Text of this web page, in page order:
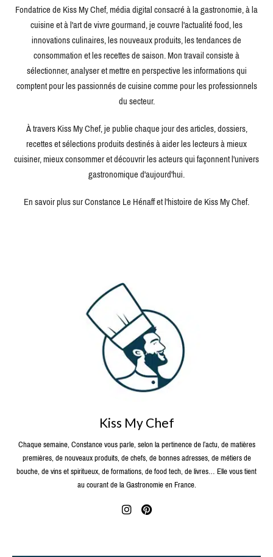
Fondatrice de Kiss My Chef, média digital consacré à la gastronomie, à la
cuisine et à l'art de vivre gourmand, je couvre l'actualité food, les
innovations culinaires, les nouveaux produits, les tendances de
consommation et les recettes de saison. Mon travail consiste à
sélectionner, analyser et mettre en perspective les informations qui
comptent pour les passionnés de cuisine comme pour les professionnels
du secteur.
À travers Kiss My Chef, je publie chaque jour des articles, dossiers,
recettes et sélections produits destinés à aider les lecteurs à mieux
cuisiner, mieux consommer et découvrir les acteurs qui façonnent l'univers
gastronomique d'aujourd'hui.
En savoir plus sur Constance Le Hénaff et l'histoire de Kiss My Chef.
Kiss My Chef
Chaque semaine, Constance vous parle, selon la pertinence de l’actu, de matières
premières, de nouveaux produits, de chefs, de bonnes adresses, de métiers de
bouche, de vins et spiritueux, de formations, de food tech, de livres… Elle vous tient
au courant de la Gastronomie en France.